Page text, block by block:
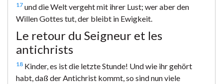
17 und die Welt vergeht mit ihrer Lust; wer aber den
Willen Gottes tut, der bleibt in Ewigkeit.
Le retour du Seigneur et les
antichrists
18 Kinder, es ist die letzte Stunde! Und wie ihr gehört
habt, daß der Antichrist kommt, so sind nun viele